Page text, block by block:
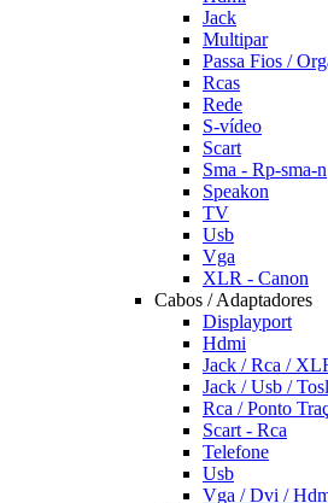
Jack
Multipar
Passa Fios /
Rcas
Rede
S-vídeo
Scart
Sma - Rp-sma-n
Speakon
TV
Usb
Vga
XLR - Canon
Cabos / Adaptadores
Displayport
Hdmi
Jack / Rca /
Jack / Usb /
Rca / Ponto
Scart - Rca
Telefone
Usb
Vga / Dvi /